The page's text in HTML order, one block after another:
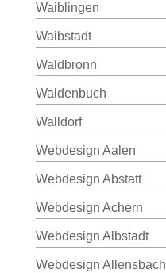
Waiblingen
Waibstadt
Waldbronn
Waldenbuch
Walldorf
Webdesign Aalen
Webdesign Abstatt
Webdesign Achern
Webdesign Albstadt
Webdesign Allensbach